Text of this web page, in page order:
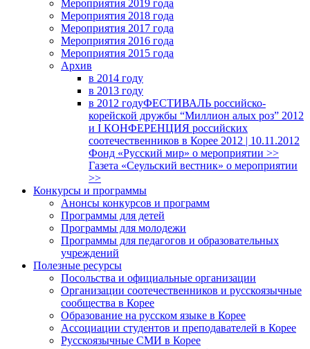
Мероприятия 2019 года
Мероприятия 2018 годa
Мероприятия 2017 года
Мероприятия 2016 года
Мероприятия 2015 года
Архив
в 2014 году
в 2013 году
в 2012 годуФЕСТИВАЛЬ российско-
корейской дружбы “Миллион алых роз” 2012
и I КОНФЕРЕНЦИЯ российских
соотечественников в Корее 2012 | 10.11.2012
Фонд «Русский мир» о мероприятии >>
Газета «Сеульский вестник» о мероприятии
>>
Конкурсы и программы
Анонсы конкурсов и программ
Программы для детей
Программы для молодежи
Программы для педагогов и образовательных
учреждений
Полезные ресурсы
Посольства и официальные организации
Организации соотечественников и русскоязычные
сообщества в Корее
Образование на русском языке в Корее
Ассоциации студентов и преподавателей в Корее
Русскоязычные СМИ в Корее